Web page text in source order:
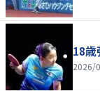
18歳
2026/